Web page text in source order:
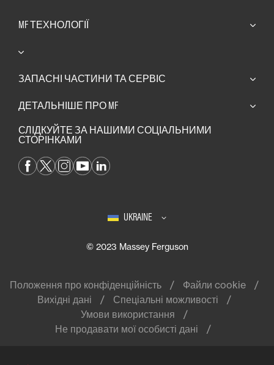
MF ТЕХНОЛОГІЇ
ЗАПАСНІ ЧАСТИНИ ТА СЕРВІС​
ДЕТАЛЬНІШЕ ПРО MF
СЛІДКУЙТЕ ЗА НАШИМИ СОЦІАЛЬНИМИ
СТОРІНКАМИ
UKRAINE
© 2023 Massey Ferguson
Положення про конфіденційність
Файли cookie
Вихідні дані
Спеціальні можливості
Умови використання
Не продавати мої особисті дані